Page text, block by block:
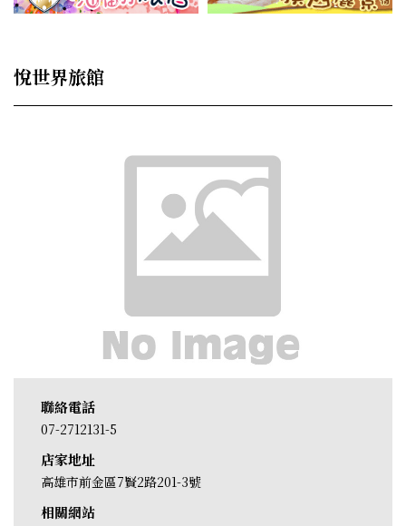
悅世界旅館
聯絡電話
07-2712131-5
店家地址
高雄市前金區7賢2路201-3號
相關網站